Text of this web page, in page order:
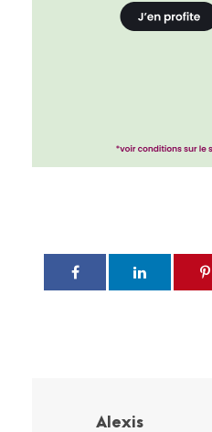
Alexis